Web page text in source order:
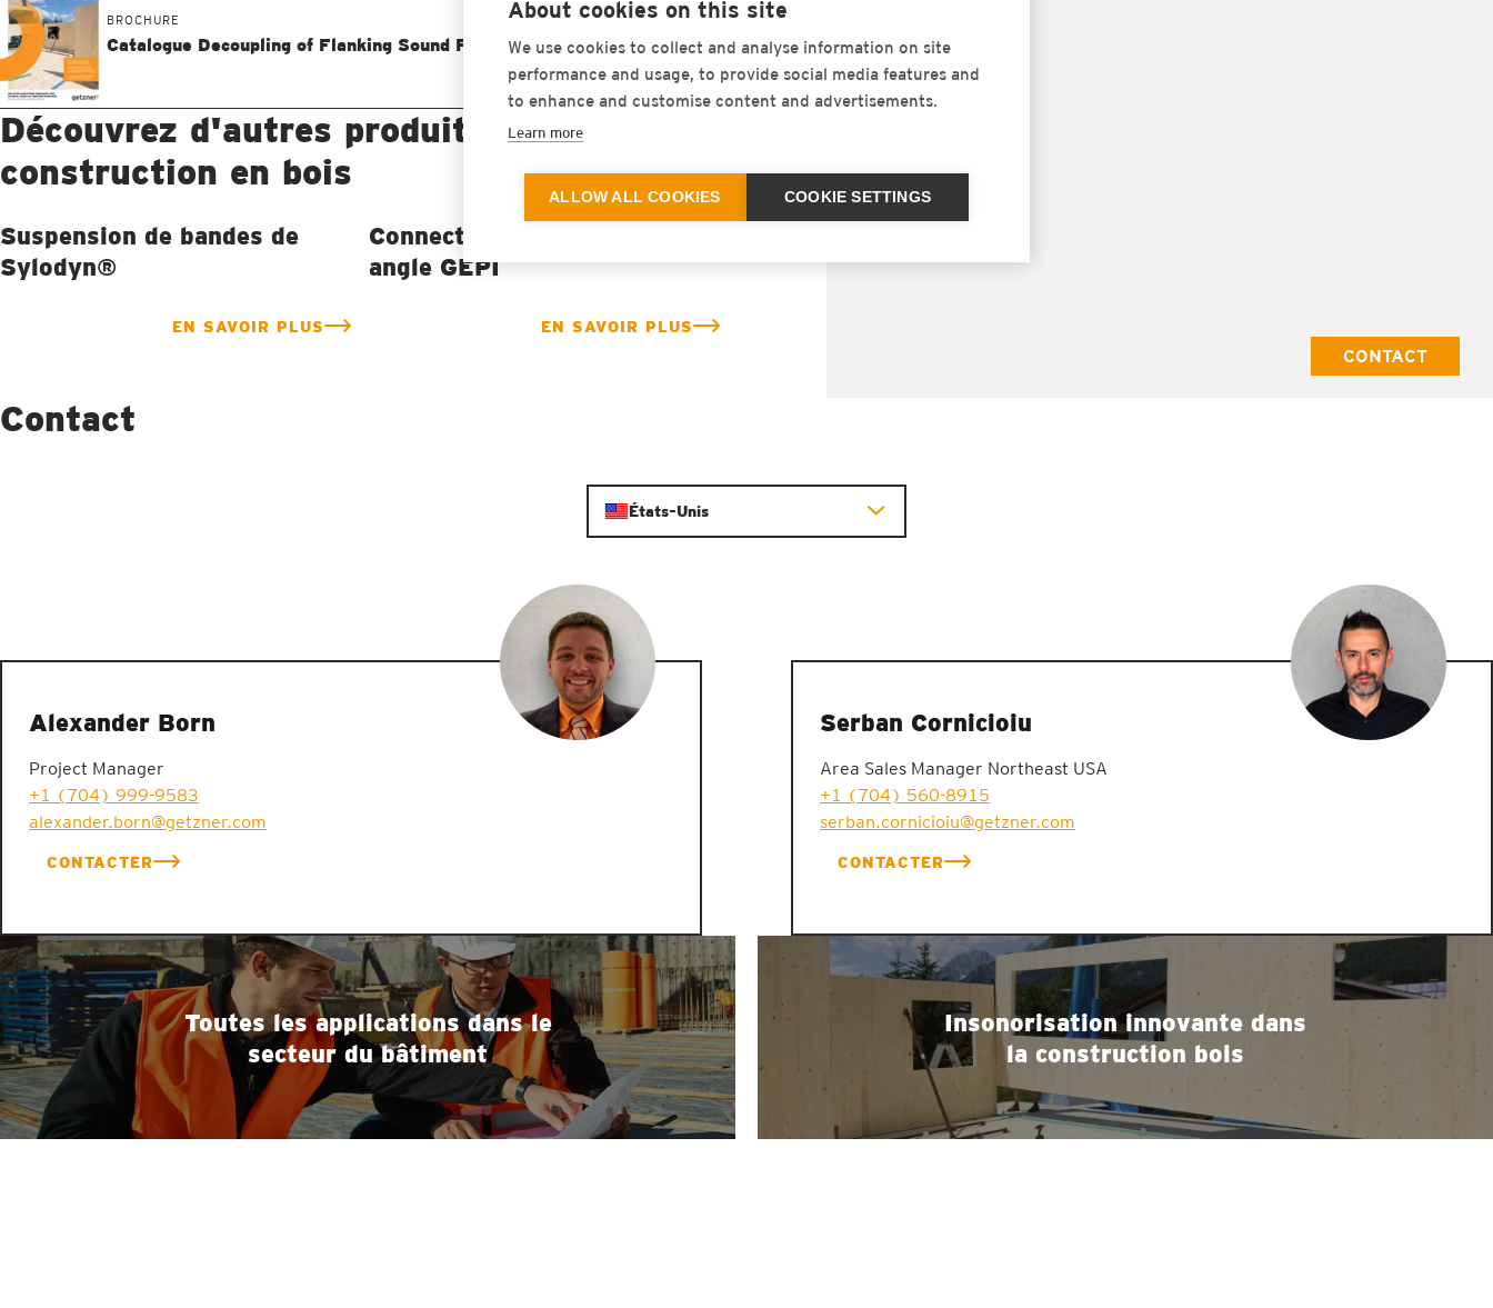
CONTACT
BROCHURE
Catalogue Decoupling of Flanking Sound FR
Découvrez d'autres produits dans la
construction en bois
Suspension de bandes de
Sylodyn®
EN SAVOIR PLUS
Connecteurs élastiques à
angle GEPI
EN SAVOIR PLUS
Contact
États-Unis
Alexander Born
Project Manager
+1 (704) 999-9583
alexander.born@getzner.com
CONTACTER
Serban Cornicioiu
Area Sales Manager Northeast USA
+1 (704) 560-8915
serban.cornicioiu@getzner.com
CONTACTER
Toutes les applications dans le
secteur du bâtiment
Insonorisation innovante dans
la construction bois
About cookies on this site
We use cookies to collect and analyse information on site
performance and usage, to provide social media features and
to enhance and customise content and advertisements.
Learn more
ALLOW ALL COOKIES COOKIE SETTINGS